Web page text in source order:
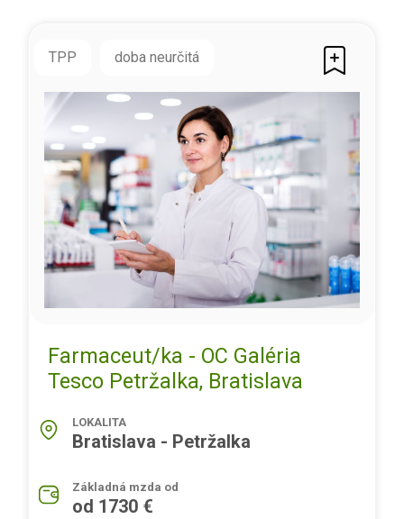
TPP doba neurčitá
Farmaceut/ka - OC Galéria
Tesco Petržalka, Bratislava
LOKALITA
Bratislava - Petržalka
Základná mzda od
od 1730 €